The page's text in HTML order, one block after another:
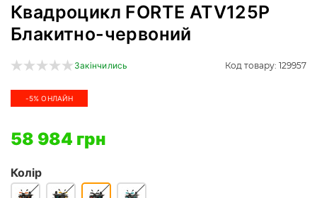
Квадроцикл FORTE ATV125P
Блакитно-червоний
Закінчились Код товару: 129957
-5% ОНЛАЙН
58 984 грн
Колір